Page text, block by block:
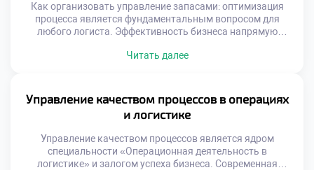
Трансформация […]
Как организовать управление запасами: оптимизация
процесса является фундаментальным вопросом для
любого логиста. Эффективность бизнеса напрямую
Избыток продукции замораживает оборотные средства
запасами отличает профессионала от новичка. Студенты
специальности операционной деятельности изучают эту
тему углубленно. Теоретические модели подкрепляются
Читать далее
Управление качеством процессов в операциях
и логистике
Управление качеством процессов является ядром
специальности «Операционная деятельность в
логистике» и залогом успеха бизнеса. Современная